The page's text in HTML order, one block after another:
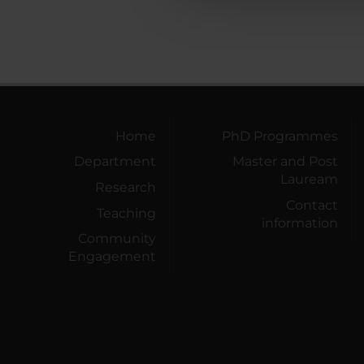
Home
Department
Research
Teaching
Community
Engagement
PhD Programmes
Master and Post
Lauream
Contact
information